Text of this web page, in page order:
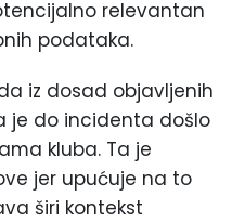
relevantan
podataka.
iz dosad objavljenih
je do incidenta došlo
kluba. Ta je
jer upućuje na to
širi kontekst